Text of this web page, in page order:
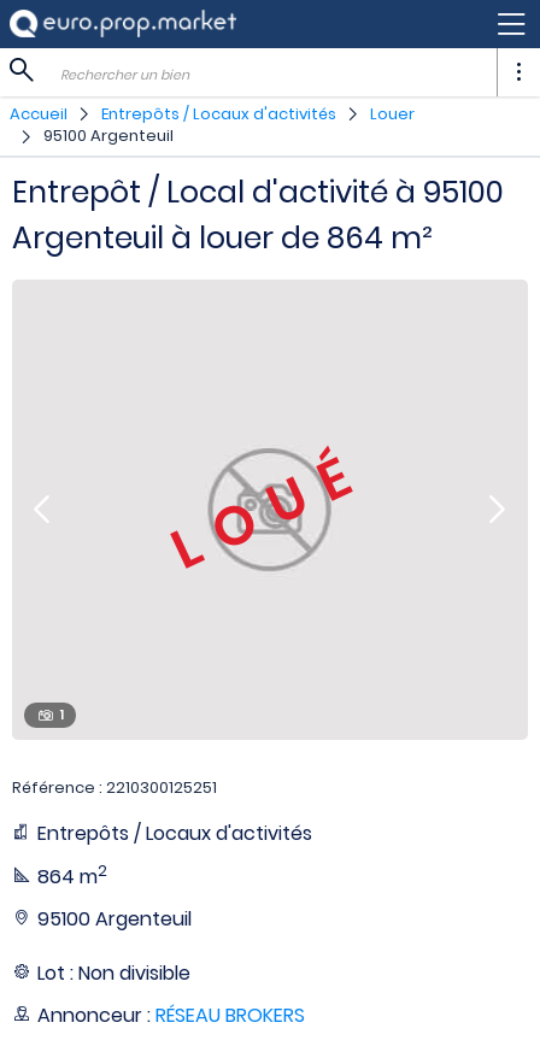
Rechercher un bien
Accueil Entrepôts / Locaux d'activités
Louer
95100 Argenteuil
Entrepôt / Local d'activité à 95100
Argenteuil à louer de 864 m²
LOUÉ
1
Référence : 2210300125251
Entrepôts / Locaux d'activités
864 m2
95100 Argenteuil
Lot : Non divisible
Annonceur :RÉSEAU BROKERS